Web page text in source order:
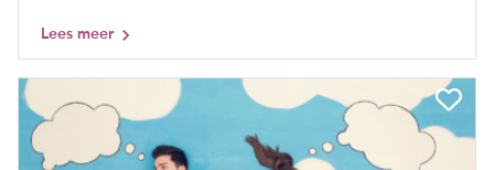
Lees meer